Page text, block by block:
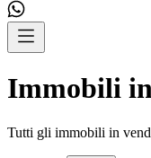
Immobili
Tutti gli immobili in